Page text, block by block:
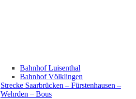
Bahnhof Luisenthal
Bahnhof Völklingen
Strecke Saarbrücken – Fürstenhausen –
Wehrden – Bous